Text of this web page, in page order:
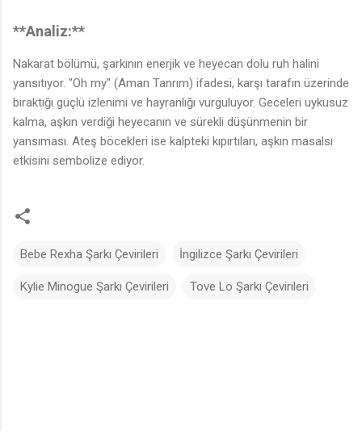
**Analiz:**
Nakarat bölümü, şarkının enerjik ve heyecan dolu ruh halini
yansıtıyor. "Oh my" (Aman Tanrım) ifadesi, karşı tarafın üzerinde
bıraktığı güçlü izlenimi ve hayranlığı vurguluyor. Geceleri uykusuz
kalma, aşkın verdiği heyecanın ve sürekli düşünmenin bir
yansıması. Ateş böcekleri ise kalpteki kıpırtıları, aşkın masalsı
etkisini sembolize ediyor.
Bebe Rexha Şarkı Çevirileri İngilizce Şarkı Çevirileri
Kylie Minogue Şarkı Çevirileri Tove Lo Şarkı Çevirileri